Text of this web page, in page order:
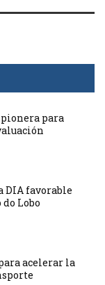
para
DIA favorable
Lobo
acelerar la